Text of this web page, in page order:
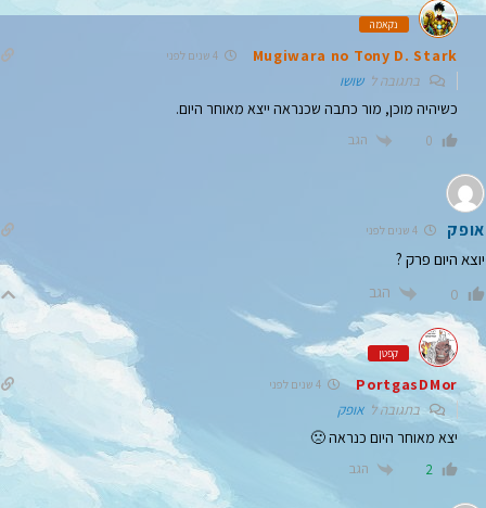
נקאמה
Mugiwara no Tony D. Stark 4 שנים לפני
בתגובה לשושו
כשיהיה מוכן, מור כתבה שכנראה ייצא מאוחר היום.
0 הגב
אופק
יוצא היום פרק ?
0 הגב
קפטן
PortgasDMor
בתגובה לאופק
יצא מאוחר היום כנראה 🙁
2 הגב